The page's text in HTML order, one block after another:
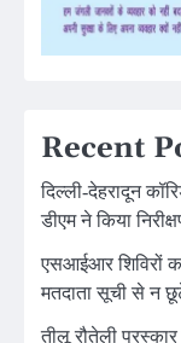
Recent
दिल्ली-देहरादून
डीएम ने किया
एसआईआर शिविरों
मतदाता सूची से न
तीलू रौतेली